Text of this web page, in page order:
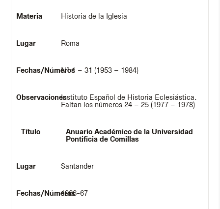
Historia de la Iglesia
Roma
Nº 1 – 31 (1953 – 1984)
Instituto Español de Historia Eclesiástica.
Faltan los números 24 – 25 (1977 – 1978)
Anuario Académico de la Universidad
Pontificia de Comillas
Santander
1966-67